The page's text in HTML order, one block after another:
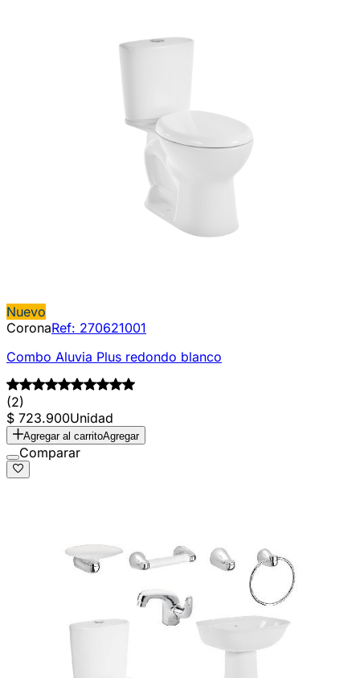
Nuevo
CoronaRef: 270621001
Combo Aluvia Plus redondo blanco
(2)
$ 723.900Unidad
Agregar al carritoAgregar
Comparar